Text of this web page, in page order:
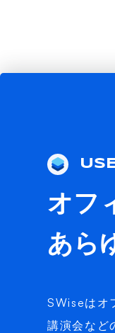
オフ
あら
SWiseはオ
講演会など